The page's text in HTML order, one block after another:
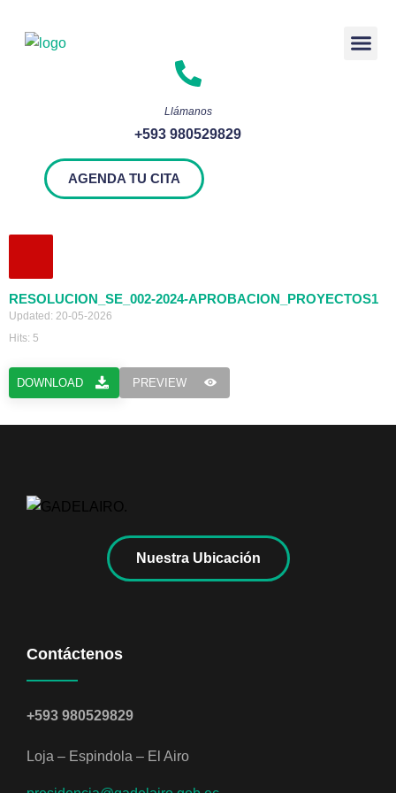
Llámanos
+593 980529829
AGENDA TU CITA
RESOLUCION_SE_002-2024-APROBACION_PROYECTOS1
Updated: 20-05-2026
Hits: 5
DOWNLOAD PREVIEW
Nuestra Ubicación
Contáctenos
+593 980529829
Loja – Espindola – El Airo